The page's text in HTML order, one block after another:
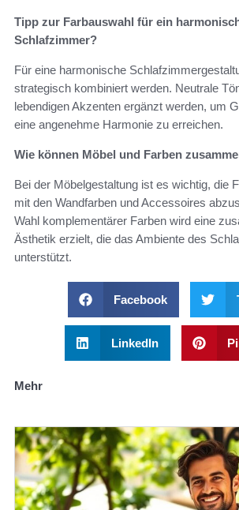
Tipp zur Farbauswahl für ein
Schlafzimmer?
Für eine harmonische
strategisch kombiniert werden. Neutrale
lebendigen Akzenten ergänzt werden, um
eine angenehme Harmonie zu erreichen.
Wie können Möbel und Farben
Bei der Möbelgestaltung ist es wichtig, die
mit den Wandfarben und Accessoires
Wahl komplementärer Farben wird eine
Ästhetik erzielt, die das Ambiente des
unterstützt.
Facebook
LinkedIn
Mehr